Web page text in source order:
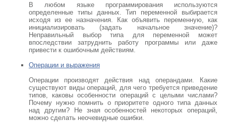
В любом языке программирования используются
определенные типы данных. Тип переменной выбирается
исходя из ее назначения. Как объявить переменную, как
инициализировать (задать начальное значение)?
Неправильный выбор типа для переменной может
впоследствии затруднить работу программы или даже
привести к ошибочным действиям.
Операции и выражения
Операции производят действия над операндами. Какие
существуют виды операций, для чего требуется приведение
типов, каковы особенности операций с целыми числами?
Почему нужно помнить о приоритете одного типа данных
над другим? Не зная особенностей некоторых операций,
можно сделать неочевидные ошибки.